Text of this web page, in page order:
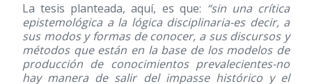
La tesis planteada, aquí, es que: “sin una crítica
epistemológica a la lógica disciplinaria-es decir, a
sus modos y formas de conocer, a sus discursos y
métodos que están en la base de los modelos de
producción de conocimientos prevalecientes-no
hay manera de salir del impasse histórico y el